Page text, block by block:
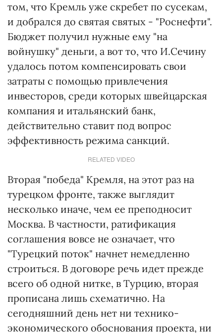
том, что Кремль уже скребет по сусекам,
и добрался до святая святых - "Роснефти".
Бюджет получил нужные ему "на
войнушку" деньги, а вот то, что И.Сечину
удалось потом компенсировать свои
затраты с помощью привлечения
инвесторов, среди которых швейцарская
компания и итальянский банк,
действительно ставит под вопрос
эффективность режима санкций.
RELATED VIDEO
Вторая "победа" Кремля, на этот раз на
турецком фронте, также выглядит
несколько иначе, чем ее преподносит
Москва. В частности, ратификация
соглашения вовсе не означает, что
"Турецкий поток" начнет немедленно
строиться. В договоре речь идет прежде
всего об одной нитке, в Турцию, вторая
прописана лишь схематично. На
сегодняшний день нет ни технико-
экономического обоснования проекта, ни